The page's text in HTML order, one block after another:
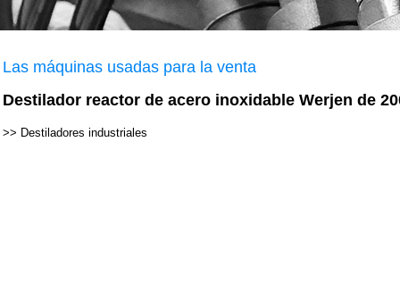
Las máquinas usadas para la venta
Destilador reactor de acero inoxidable Werjen de
>> Destiladores industriales